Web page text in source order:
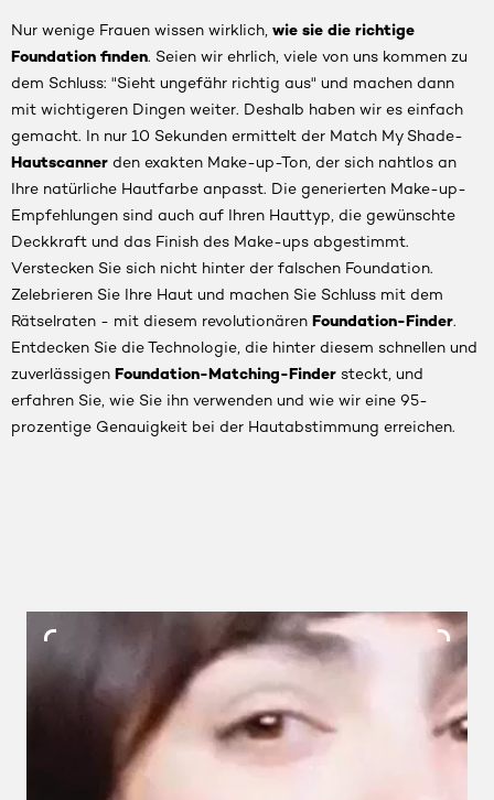
Nur wenige Frauen wissen wirklich, wie sie die richtige
Foundation finden. Seien wir ehrlich, viele von uns kommen zu
dem Schluss: "Sieht ungefähr richtig aus" und machen dann
mit wichtigeren Dingen weiter. Deshalb haben wir es einfach
gemacht. In nur 10 Sekunden ermittelt der Match My Shade-
Hautscanner den exakten Make-up-Ton, der sich nahtlos an
Ihre natürliche Hautfarbe anpasst. Die generierten Make-up-
Empfehlungen sind auch auf Ihren Hauttyp, die gewünschte
Deckkraft und das Finish des Make-ups abgestimmt.
Verstecken Sie sich nicht hinter der falschen Foundation.
Zelebrieren Sie Ihre Haut und machen Sie Schluss mit dem
Rätselraten - mit diesem revolutionären Foundation-Finder.
Entdecken Sie die Technologie, die hinter diesem schnellen und
zuverlässigen Foundation-Matching-Finder steckt, und
erfahren Sie, wie Sie ihn verwenden und wie wir eine 95-
prozentige Genauigkeit bei der Hautabstimmung erreichen.